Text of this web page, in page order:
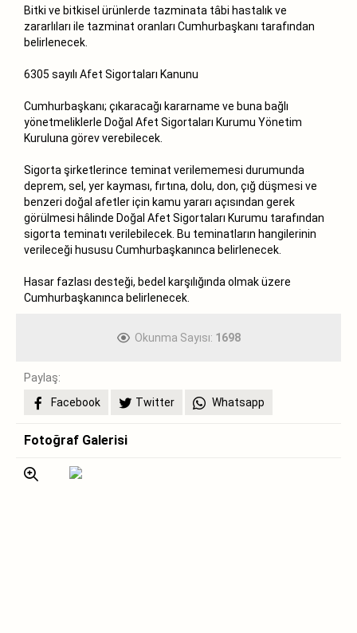
Bitki ve bitkisel ürünlerde tazminata tâbi hastalık ve
zararlıları ile tazminat oranları Cumhurbaşkanı tarafından
belirlenecek.
6305 sayılı Afet Sigortaları Kanunu
Cumhurbaşkanı; çıkaracağı kararname ve buna bağlı
yönetmeliklerle Doğal Afet Sigortaları Kurumu Yönetim
Kuruluna görev verebilecek.
Sigorta şirketlerince teminat verilememesi durumunda
deprem, sel, yer kayması, fırtına, dolu, don, çığ düşmesi ve
benzeri doğal afetler için kamu yararı açısından gerek
görülmesi hâlinde Doğal Afet Sigortaları Kurumu tarafından
sigorta teminatı verilebilecek. Bu teminatların hangilerinin
verileceği hususu Cumhurbaşkanınca belirlenecek.
Hasar fazlası desteği, bedel karşılığında olmak üzere
Cumhurbaşkanınca belirlenecek.
Okunma Sayısı: 1698
Paylaş:
Facebook
Twitter Whatsapp
Fotoğraf Galerisi